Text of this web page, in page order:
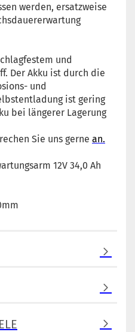
werden, ersatzweise
und
Der Akku ist durch die
und
ist gering
bei längerer Lagerung
Sie uns gerne an.
12V 34,0 Ah